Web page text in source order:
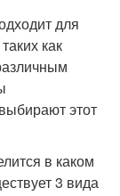
для
как
этот
в каком
3 вида